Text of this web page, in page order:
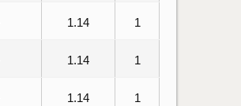
1.14 1
1.14 1
1.14 1